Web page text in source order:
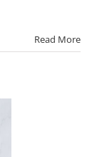
Read More